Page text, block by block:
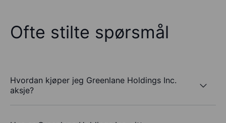
Ofte stilte spørsmål
Hvordan kjøper jeg Greenlane Holdings Inc.
aksje?